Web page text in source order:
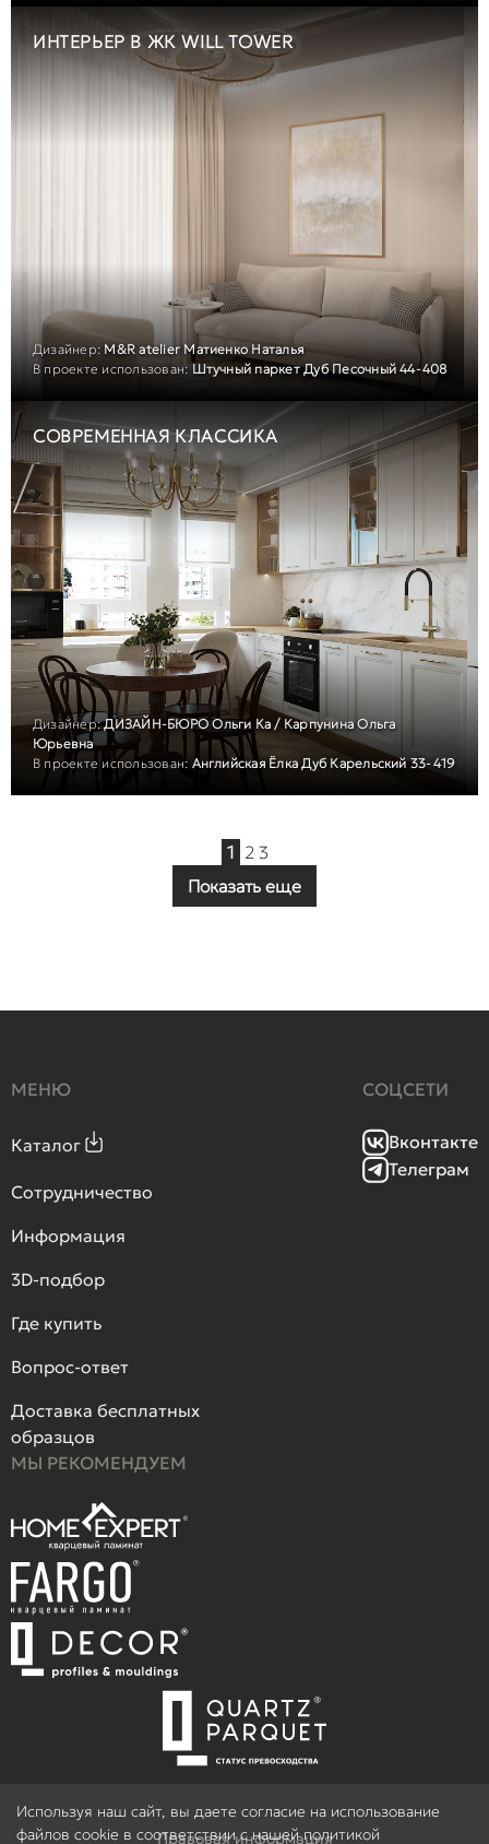
ИНТЕРЬЕР В ЖК WILL TOWER
Дизайнер:M&R atelier Матиенко Наталья
В проекте использован: Штучный паркет Дуб Песочный 44-408
СОВРЕМЕННАЯ КЛАССИКА
Дизайнер:ДИЗАЙН-БЮРО Ольги Ка / Карпунина Ольга
Юрьевна
В проекте использован: Английская Ёлка Дуб Карельский 33-419
1 2 3
Показать еще
Правовая информация
МЕНЮ
Каталог
Сотрудничество
Информация
3D-подбор
Где купить
Вопрос-ответ
Доставка бесплатных
образцов
СОЦСЕТИ
Вконтакте
Телеграм
МЫ РЕКОМЕНДУЕМ
Используя наш сайт, вы даете согласие на использование
файлов cookie в соответствии с нашей политикой